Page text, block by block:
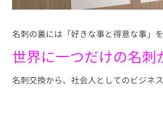
名刺の裏には「好きな事と得意な事」
世界に一つだけの名刺
名刺交換から、社会人としてのビジネ